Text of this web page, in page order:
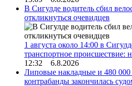
В Сигулде водитель сбил
откликнуться очевидцев
1 августа около 14:00 в
транспортное происшествие:
12:32 6.8.2026
Липовые накладные и 480 000
контрабанды закончилась